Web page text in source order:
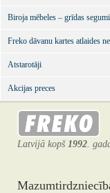
Biroja mēbeles – grīdas segumi
Freko dāvanu kartes atlaides
Atstarotāji
Akcijas preces
Latvijā kopš 1992.